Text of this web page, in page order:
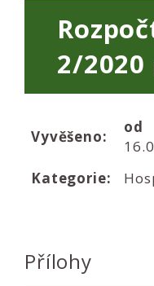
2/2020
Vyvěšeno:
od
Kategorie:
Přílohy